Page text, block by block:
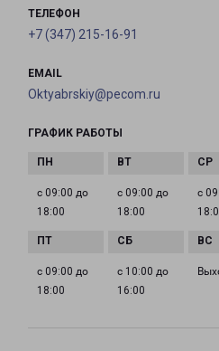
ТЕЛЕФОН
+7 (347) 215-16-91
EMAIL
Oktyabrskiy@pecom.ru
ГРАФИК РАБОТЫ
с 09:00 до
18:00
с 09:00 до
18:00
с
с 09:00 до
18:00
с 10:00 до
16:00